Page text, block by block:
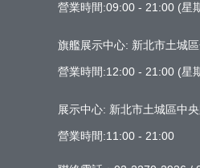
營業時間:09:00 - 21:00 (星
旗艦展示中心: 新北市土城
營業時間:12:00 - 21:00 (星
展示中心: 新北市土城區中
營業時間:11:00 - 21:00